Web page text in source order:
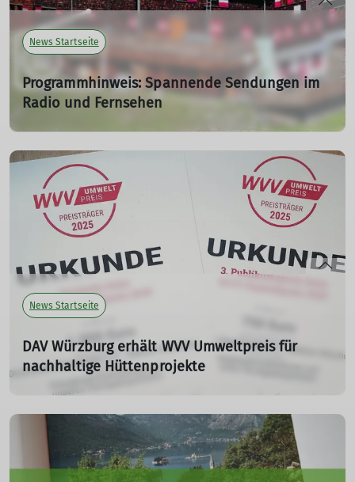
News Startseite
Programmhinweis: Spannende Sendungen im
Radio und Fernsehen
Frische Bergluft im Radio und Fernsehen
Der Bayerische Rundfunk war zu Gast beim DAV
Würzburg auf der Vernagthütte. Dahingehend nehmen
wir euch mit von nachhaltiger Sanierung bis zur
Besteigung der Wildspitze.
mehr erfahren
News Startseite
DAV Würzburg erhält WVV Umweltpreis für
nachhaltige Hüttenprojekte
12.08.2025
mehr erfahren